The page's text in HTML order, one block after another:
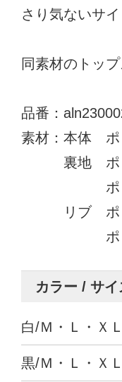
さり気ないサ
同素材のトッ
品番：
素材：本体 ポ
裏地 ポリ
ポリウ
リブ ポリ
ポリウ
カラー / サイ
白/Ｍ・Ｌ・ＸＬ
黒/Ｍ・Ｌ・ＸＬ